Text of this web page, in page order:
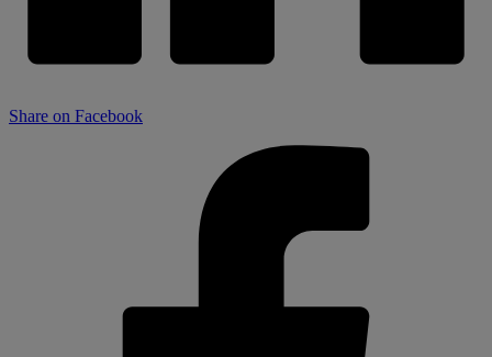
Share on Facebook